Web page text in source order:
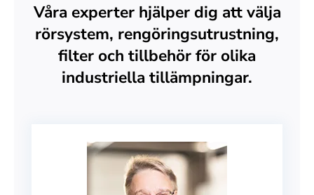
Våra experter hjälper dig att välja
rörsystem, rengöringsutrustning,
filter och tillbehör för olika
industriella tillämpningar.